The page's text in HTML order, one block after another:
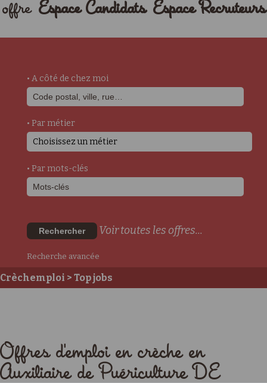
offre Espace Candidats Espace Recruteurs
• A côté de chez moi
• Par métier
Choisissez un métier
• Par mots-clés
Rechercher Voir toutes les offres...
Recherche avancée
Crèchemploi > Top jobs
Offres d'emploi en crèche en
Auxiliaire de Puériculture DE